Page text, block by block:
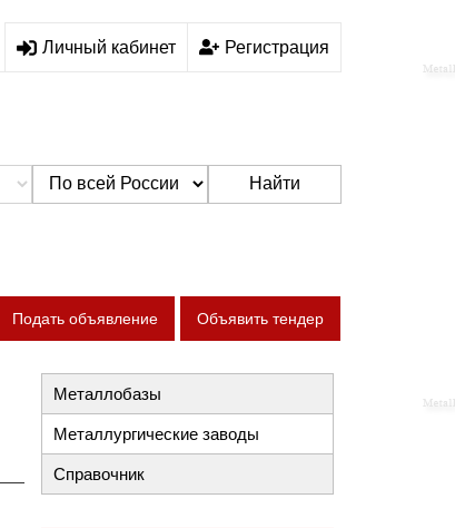
Личный кабинет Регистрация
Найти
Подать объявление Объявить тендер
Металлобазы
Металлургические заводы
Справочник